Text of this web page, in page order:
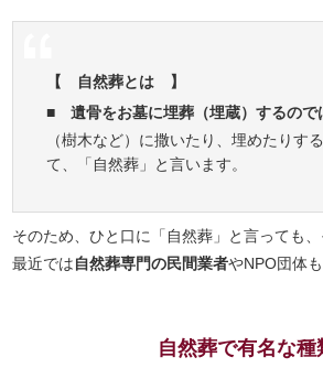
【 自然葬とは 】
■遺骨をお墓に埋葬（埋蔵）するので
（樹木など）に撒いたり、埋めたりす
て、「自然葬」と言います。
そのため、ひと口に「自然葬」と言っても、
最近では自然葬専門の民間業者やNPO団体
自然葬で有名な種